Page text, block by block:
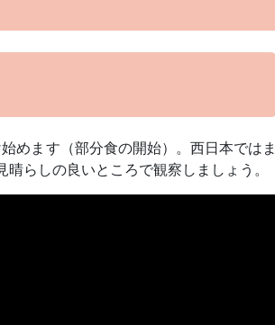
めます（部分食の開始）。西日本ではま
らしの良いところで観察しましょう。